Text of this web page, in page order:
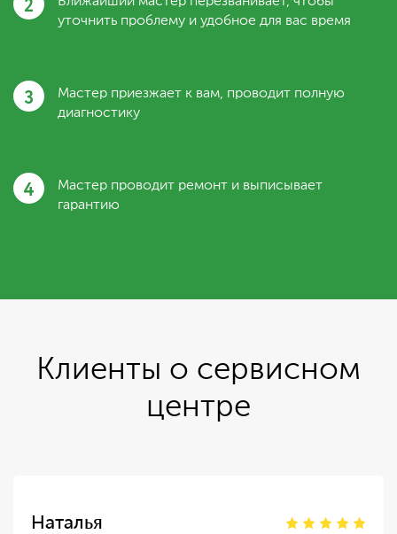
2
уточнить проблему и удобное для вас время
3
Мастер приезжает к вам, проводит полную
диагностику
4
Мастер проводит ремонт и выписывает
гарантию
Клиенты о сервисном
центре
Наталья